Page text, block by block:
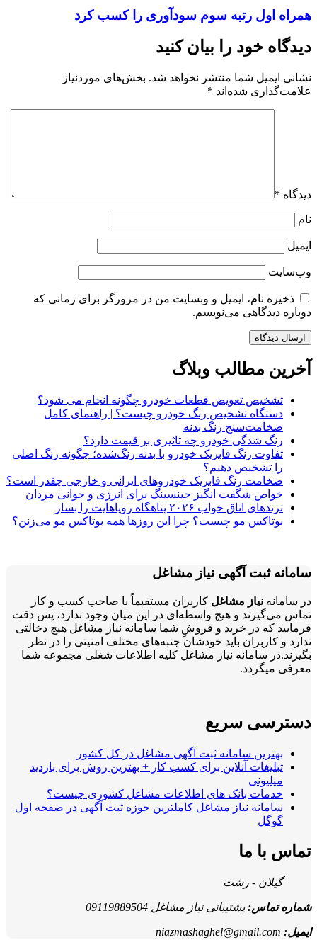
همراه اول رتبه سوم سودآوری را کسب کرد
دیدگاه خود را بیان کنید
نشانی ایمیل شما منتشر نخواهد شد. بخش‌های موردنیاز
علامت‌گذاری شده‌اند *
دیدگاه *
نام
ایمیل
وب‌سایت
ذخیره نام، ایمیل و وبسایت من در مرورگر برای زمانی که
دوباره دیدگاهی می‌نویسم.
آخرین مطالب وبلاگ
تشخیص تعویض قطعات خودرو چگونه انجام می شود؟
دستگاه تشخیص رنگ خودرو چیست؟ | راهنمای کامل
ضخامت‌سنج رنگ بدنه
رنگ شدگی خودرو چه تاثیری بر قیمت دارد؟
تفاوت رنگ فابریک خودرو با بدنه رنگ‌شده؛ چگونه رنگ اصلی
را تشخیص دهیم؟
ضخامت رنگ فابریک خودروهای ایرانی و خارجی چقدر است؟
خواص شگفت انگیز جینسینگ برای انرژی و جوانی مردان
ترندهای اتاق خواب ۲۰۲۶ پناهگاه رویاهایت را بساز
بوتاکس مو چیست؟ چرا این روزها همه بوتاکس مو می‌زنن؟
سامانه ثبت آگهی نیاز مشاغل
در سامانه نیاز مشاغل کاربران مستقیماً با صاحب کسب و کار
تماس می‌گیرند و هیچ واسطه‌ای در این میان وجود ندارد، پس دقت
فرمایید که در خرید و فروشِ شما سامانه نیاز مشاغل هیچ دخالتی
ندارد و کاربران باید خودشان جنبه‌های مختلف امنیتی را در نظر
بگیرند.در سامانه نیاز مشاغل کلیه اطلاعات شغلی مجموعه شما
معرفی میگردد.
دسترسی سریع
بهترین سامانه ثبت آگهی مشاغل در کل کشور
تبلیغات آنلاین برای کسب کار + بهترین روش برای بازدید
میلیونی
خدمات بانک های اطلاعات مشاغل کشوری چیست؟
سامانه نیاز مشاغل کاملترین حوزه ثبت آگهی در صفحه اول
گوگل
تماس با ما
گیلان - رشت
شماره تماس:پشتیبانی نیاز مشاغل 09119889504
ایمیل: niazmashaghel@gmail.com